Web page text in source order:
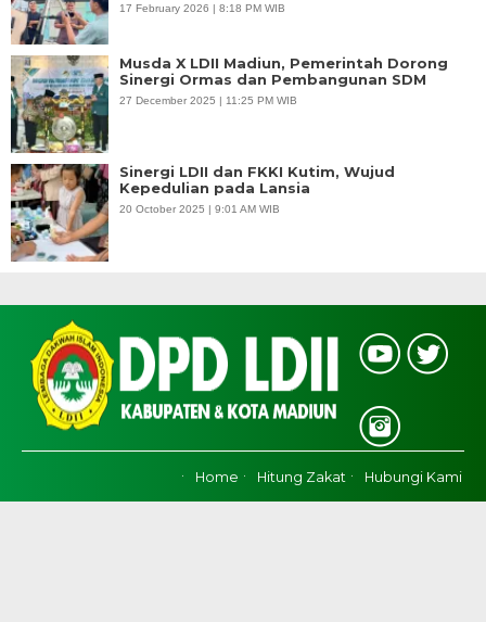
17 February 2026 | 8:18 PM WIB
Musda X LDII Madiun, Pemerintah Dorong
Sinergi Ormas dan Pembangunan SDM
27 December 2025 | 11:25 PM WIB
Sinergi LDII dan FKKI Kutim, Wujud
Kepedulian pada Lansia
20 October 2025 | 9:01 AM WIB
Home Hitung Zakat Hubungi Kami